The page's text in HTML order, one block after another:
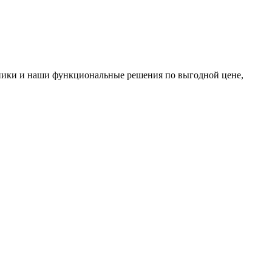
и наши функциональные решения по выгодной цене,